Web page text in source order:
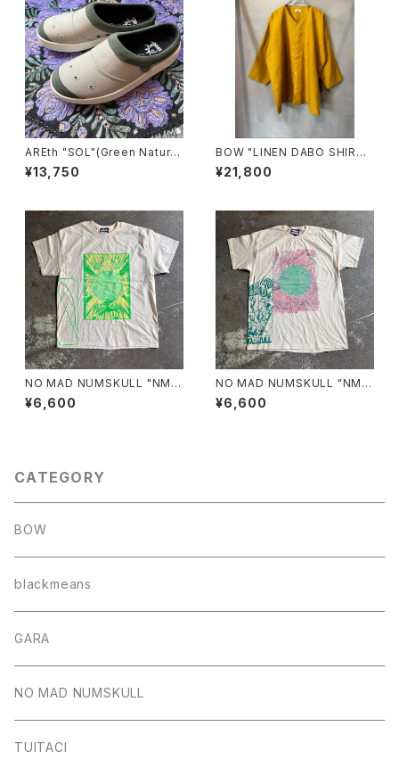
AREth "SOL"(Green Natura
l)
¥13,750
BOW "LINEN DABO SHIRT"
(MUSTARD)
¥21,800
NO MAD NUMSKULL "NMN
×壊し屋 MULTI PRINT S/T"
(NATURAL.XL)
¥6,600
NO MAD NUMSKULL "NMN
×壊し屋 MULTI PRINT S/T"
(NATURAL.L)
¥6,600
CATEGORY
BOW
blackmeans
GARA
NO MAD NUMSKULL
TUITACI